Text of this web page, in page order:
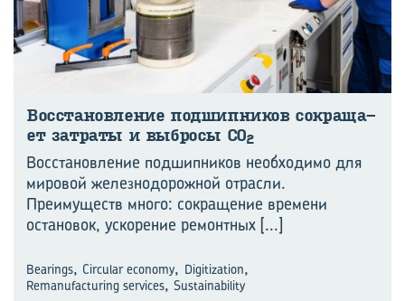
Вос­ста­нов­ле­ние под­шип­ни­ков со­кра­ща­
ет за­тра­ты и вы­бро­сы CO2
Восстановление подшипников необходимо для
мировой железнодорожной отрасли.
Преимуществ много: сокращение времени
остановок, ускорение ремонтных [...]
Bearings, Circular economy, Digitization,
Remanufacturing services, Sustainability